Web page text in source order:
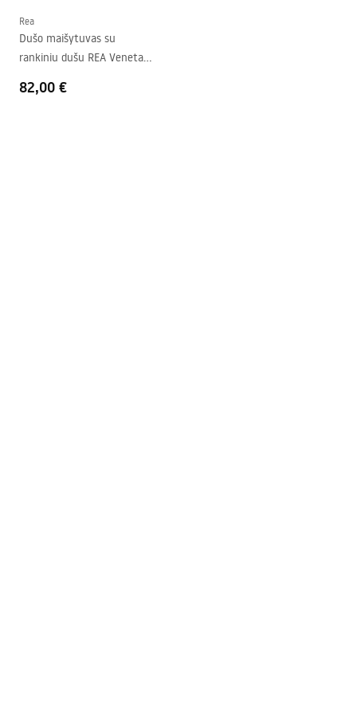
Pridedamas tarpiklių rinkinys
Galima montuoti be dušo
padėklo
Garantija
Rea
Dušo maišytuvas su
rankiniu dušu REA Veneta
82,00 €